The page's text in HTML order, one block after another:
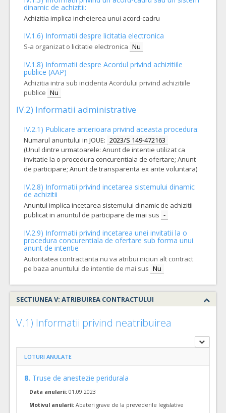
Cant min si max a acordului cadru, este specificata in caietul de sarcini, al prezentei documentatii.
COD CPV:
33171000-9 Instrumente pentru anestezie si pentru reanimare
VALOAREA ESTIMATA FARA
TVA:
14. Sistem de aspiratie cu circuit inchis 72h pentru pacientii copii/adulti ventilati
COD CPV:
33171000-9 Instrumente pentru anestezie si pentru reanimare
TVA:
58.000,00 - 2.818.800,00 Leu
6. Filtre antibacteriene pentru ventilatie mecanica la copil si nou nascut
Cant min si max a acordului cadru, este specificata in caietul de sarcini, al prezentei documentatii.
33171000-9 Instrumente pentru anestezie si pentru reanimare
VALOAREA ESTIMATA FARA
TVA:
114,00 - 5.472,00 Leu
ATRIBUIT
4. Racord gofrat flexibil(LOT-0004)
COD CPV:
33171000-9 Instrumente pentru anestezie si pentru reanimare
TVA:
600,00 - 28.800,00 Leu
1. Circuite de anestezie si pentru ventilatie(LOT-0001)
Cant min si max a acordului cadru, este specificata in caietul de sarcini, al prezentei documentatii.
COD CPV:
33171000-9 Instrumente pentru anestezie si pentru reanimare
TVA:
12. Sistem Maplson F(LOT-0012)
dinamic de achizitii:
Achizitia implica incheierea unui acord-cadru
IV.1.6) Informatii despre licitatia electronica
S-a organizat o licitatie electronica Nu
IV.1.8) Informatii despre Acordul privind achizitiile
publice (AAP)
Achizitia intra sub incidenta Acordului privind achizitiile
publice Nu
IV.2) Informatii administrative
IV.2.1) Publicare anterioara privind aceasta procedura:
Numarul anuntului in JOUE: 2023/S 149-472163
(Unul dintre urmatoarele: Anunt de intentie utilizat ca
invitatie la o procedura concurentiala de ofertare; Anunt
de participare; Anunt de transparenta ex ante voluntara)
IV.2.8) Informatii privind incetarea sistemului dinamic
de achizitii
Anuntul implica incetarea sistemului dinamic de achizitii
publicat in anuntul de participare de mai sus -
IV.2.9) Informatii privind incetarea unei invitatii la o
procedura concurentiala de ofertare sub forma unui
anunt de intentie
Autoritatea contractanta nu va atribui niciun alt contract
pe baza anuntului de intentie de mai sus Nu
SECTIUNEA V: ATRIBUIREA CONTRACTULUI
V.1) Informatii privind neatribuirea
LOTURI ANULATE
8. Truse de anestezie peridurala
Data anularii: 01.09.2023
Motivul anularii: Abateri grave de la prevederile legislative